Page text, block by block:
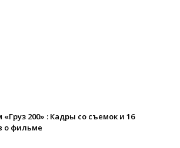
200» : Кадры со съемок и 16
о фильме